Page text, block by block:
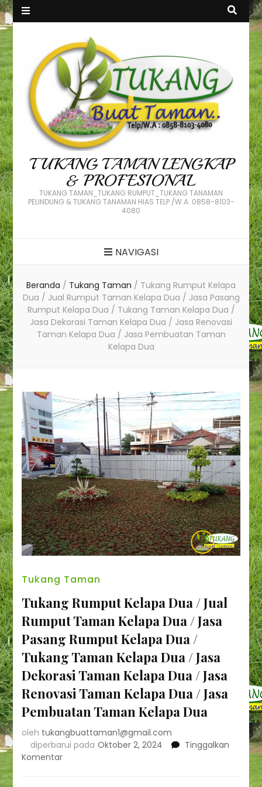
TUKANG TAMAN LENGKAP
& PROFESIONAL
TUKANG TAMAN_TUKANG RUMPUT_TUKANG TANAMAN
PELINDUNG & TUKANG TANAMAN HIAS TELP./W.A: 0858-8103-
4080
NAVIGASI
Beranda / Tukang Taman / Tukang Rumput Kelapa
Dua / Jual Rumput Taman Kelapa Dua / Jasa Pasang
Rumput Kelapa Dua / Tukang Taman Kelapa Dua /
Jasa Dekorasi Taman Kelapa Dua / Jasa Renovasi
Taman Kelapa Dua / Jasa Pembuatan Taman
Kelapa Dua
Tukang Taman
Tukang Rumput Kelapa Dua / Jual
Rumput Taman Kelapa Dua / Jasa
Pasang Rumput Kelapa Dua /
Tukang Taman Kelapa Dua / Jasa
Dekorasi Taman Kelapa Dua / Jasa
Renovasi Taman Kelapa Dua / Jasa
Pembuatan Taman Kelapa Dua
oleh tukangbuattaman1@gmail.com
diperbarui pada Oktober 2, 2024
Tinggalkan
Komentarpada